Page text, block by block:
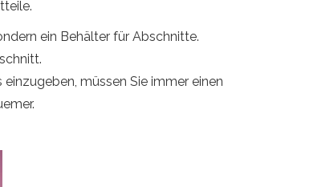
ein Behälter für Abschnitte.
müssen Sie immer einen